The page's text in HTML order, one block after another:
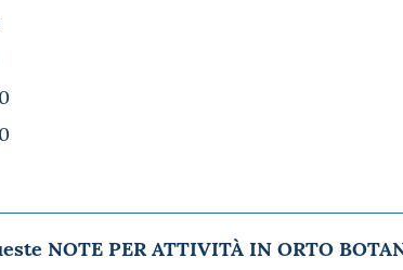
NOTE PER ATTIVITÀ IN ORTO